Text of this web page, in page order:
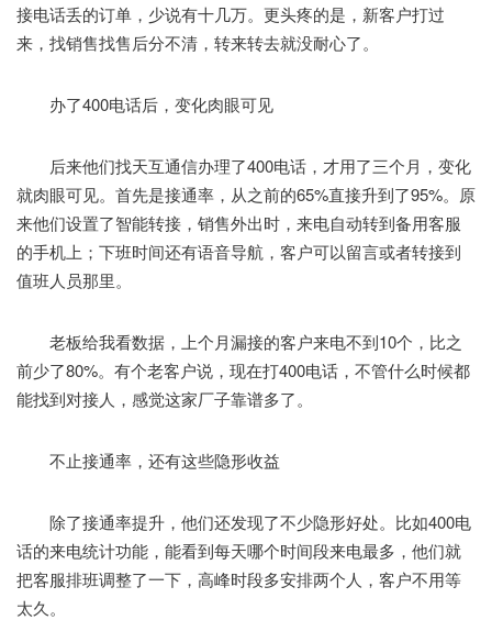
接电话丢的订单，少说有十几万。更头疼的是，新客户打过
来，找销售找售后分不清，转来转去就没耐心了。
办了400电话后，变化肉眼可见
后来他们找天互通信办理了400电话，才用了三个月，变化
就肉眼可见。首先是接通率，从之前的65%直接升到了95%。原
来他们设置了智能转接，销售外出时，来电自动转到备用客服
的手机上；下班时间还有语音导航，客户可以留言或者转接到
值班人员那里。
老板给我看数据，上个月漏接的客户来电不到10个，比之
前少了80%。有个老客户说，现在打400电话，不管什么时候都
能找到对接人，感觉这家厂子靠谱多了。
不止接通率，还有这些隐形收益
除了接通率提升，他们还发现了不少隐形好处。比如400电
话的来电统计功能，能看到每天哪个时间段来电最多，他们就
把客服排班调整了一下，高峰时段多安排两个人，客户不用等
太久。